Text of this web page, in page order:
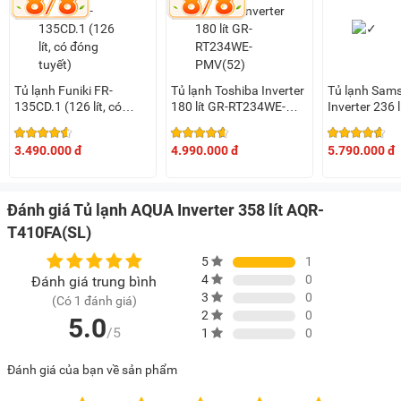
Chiller box
Ngăn đông mềm Chiller box trên chiếc tủ lạnh AQUA này sẽ
duy trì nhiệt độ ở mức - 1 độ C giúp lưu trữ thịt, cá, thực
phẩm tươi sống một cách hiệu quả.
Giờ đây, bạn có thể yên tâm lấy thực phẩm ra chế biến bất
cứ khi nào mà không lo bị đông đá, không tốn thời gian rã
Hệ thống khay kính cường lực chắc chắn
Tủ lạnh có hệ thống khay kệ nhiều, đa dạng giúp sắp xếp
thực phẩm khoa học, ngăn nắp. Bên cạnh đó các khay kệ
này được làm từ kính cường lực, cho khả năng chịu lực ấn
dùng yên tâm sử dụng hơn.
Tủ lạnh Funiki FR-
135CD.1 (126 lít, có
3.490.000 đ
Tủ lạnh Toshiba Inverter
180 lít GR-RT234WE-
4.990.000 đ
Tủ lạnh
Inverter 236
nâu)
5.790.000 đ
Đánh giá Tủ lạnh AQUA Inverter 358 lít AQR-
T410FA(SL)
Đánh giá trung bình
(Có 1 đánh giá)
5.0/5
5
1
4
0
3
0
2
0
1
0
Đánh giá của bạn về sản phẩm